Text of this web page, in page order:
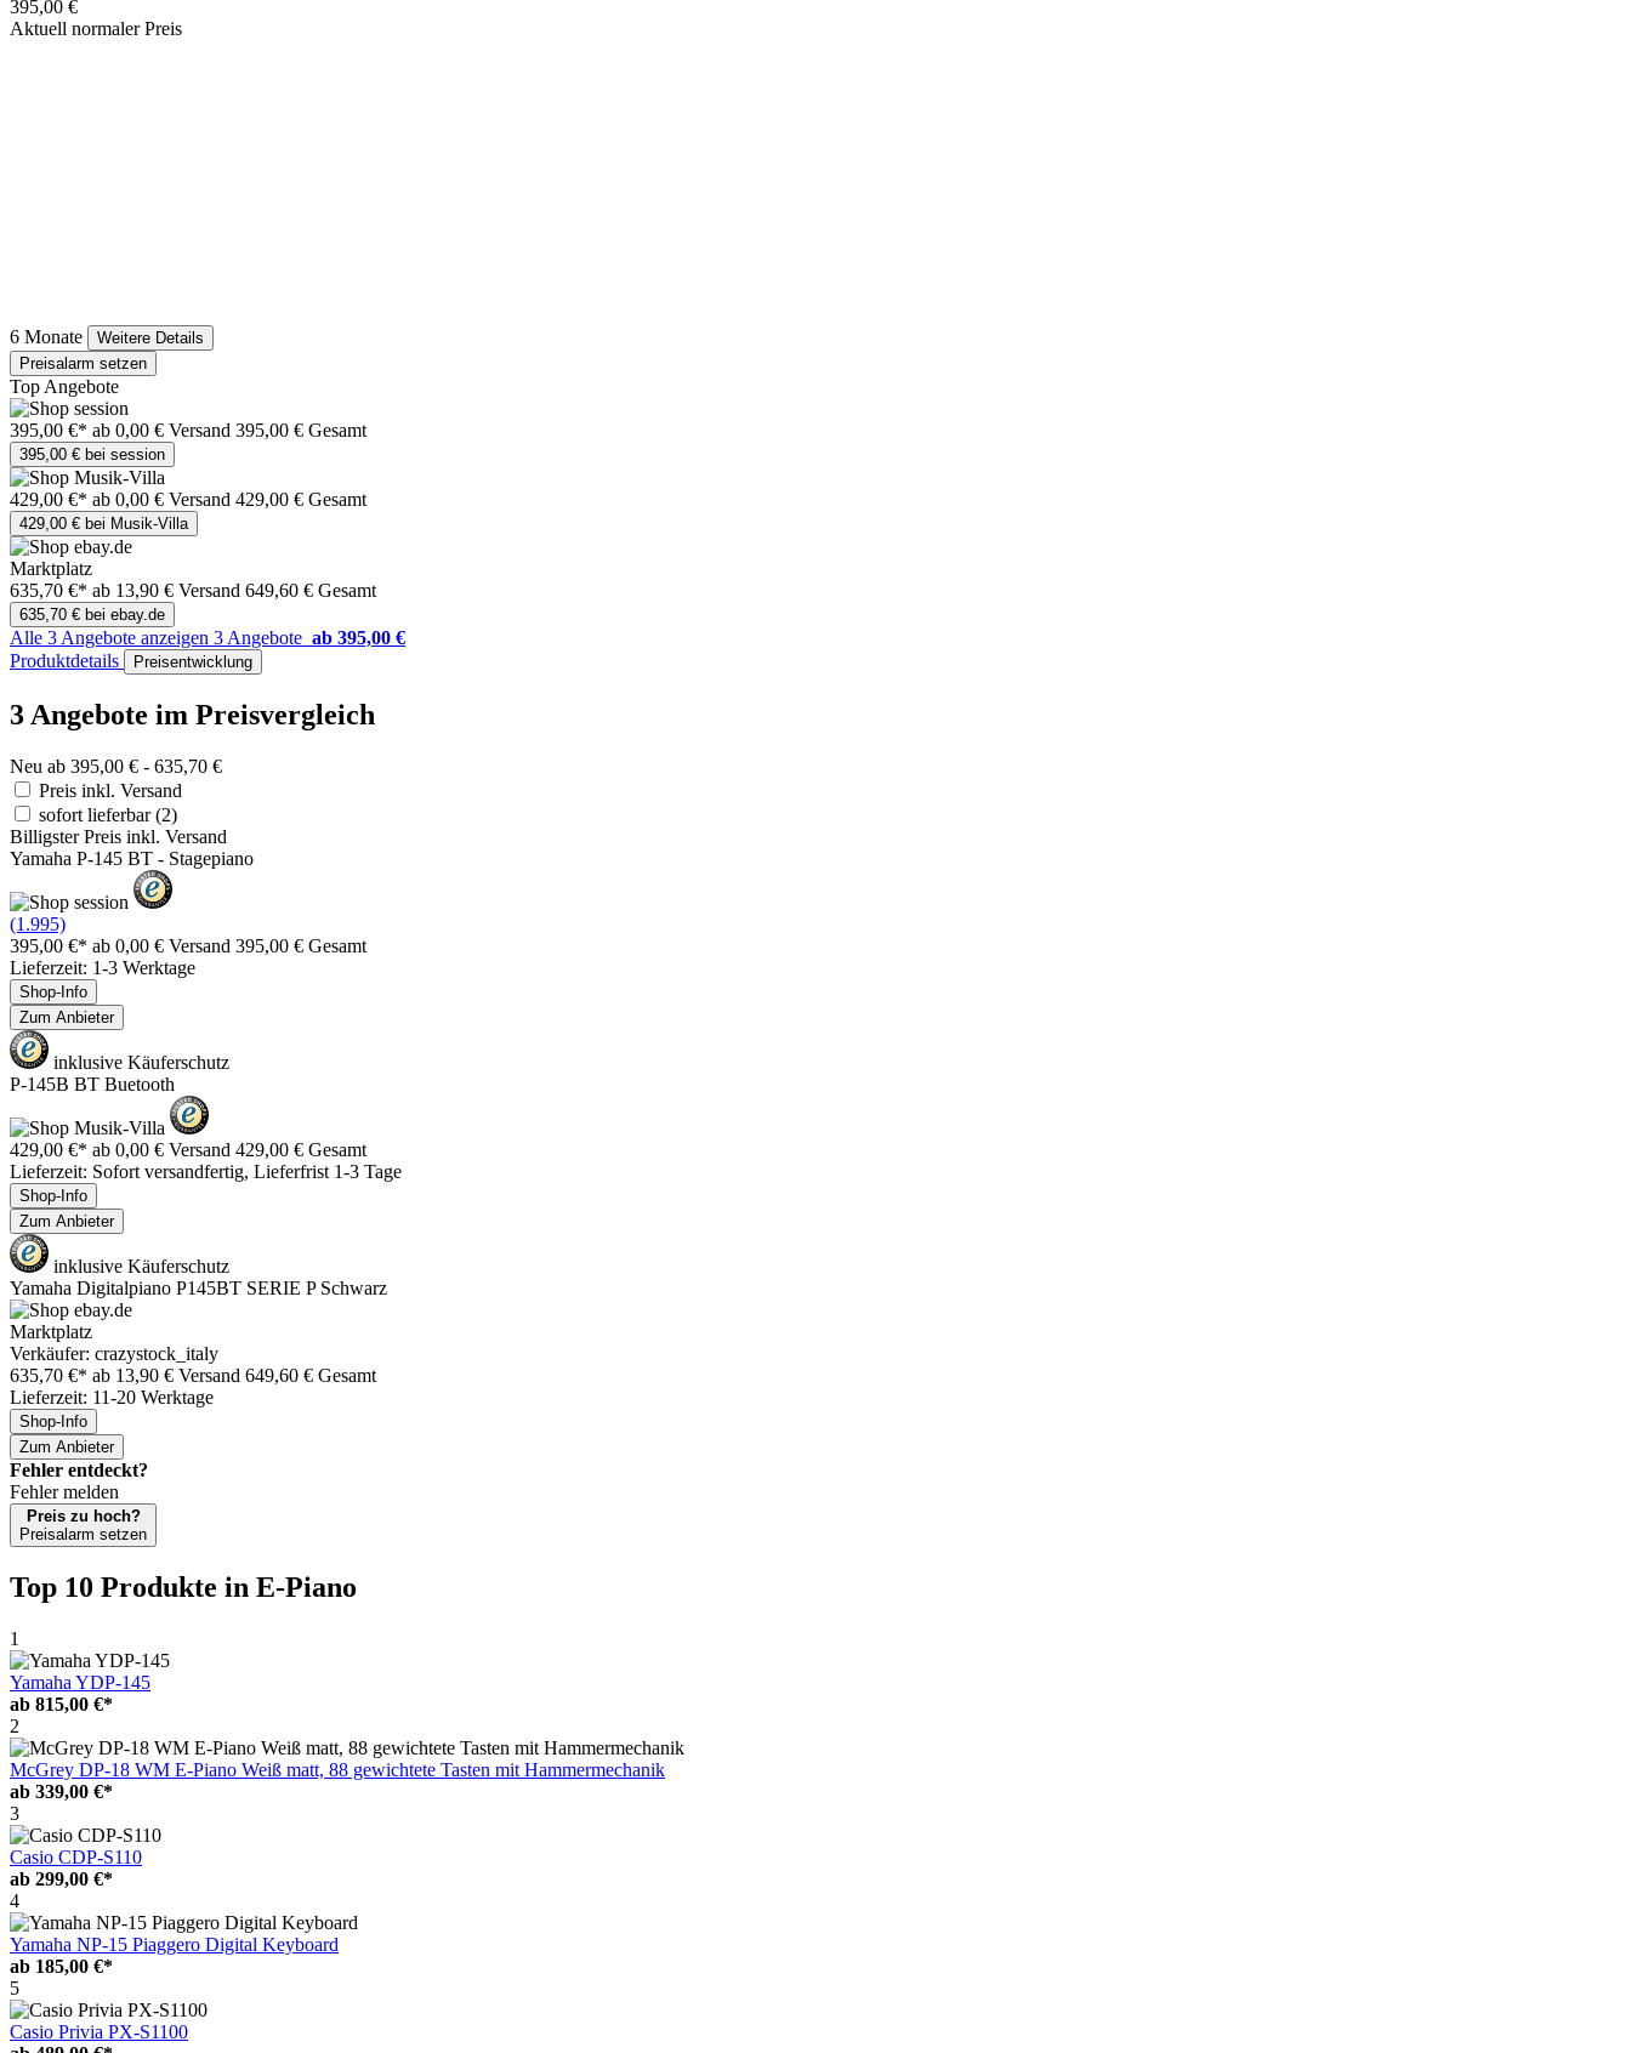
395,00 €
Aktuell normaler Preis
6 Monate
Weitere Details
Preisalarm setzen
Top Angebote
395,00 €* ab 0,00 € Versand 395,00 € Gesamt
395,00 € bei session
429,00 €* ab 0,00 € Versand 429,00 € Gesamt
429,00 € bei Musik-Villa
Marktplatz
635,70 €* ab 13,90 € Versand 649,60 € Gesamt
635,70 € bei ebay.de
Alle 3 Angebote anzeigen 3 Angebote ab 395,00 €
Produktdetails
Preisentwicklung
3 Angebote im Preisvergleich
Neu ab 395,00 € - 635,70 €
Preis inkl. Versand
sofort lieferbar(2)
Billigster Preis inkl. Versand
Yamaha P-145 BT - Stagepiano
(1.995)
395,00 €* ab 0,00 € Versand 395,00 € Gesamt
Lieferzeit: 1-3 Werktage
Shop-Info
Zum Anbieter
inklusive Käuferschutz
P-145B BT Buetooth
429,00 €* ab 0,00 € Versand 429,00 € Gesamt
Lieferzeit: Sofort versandfertig, Lieferfrist 1-3 Tage
Shop-Info
Zum Anbieter
inklusive Käuferschutz
Yamaha Digitalpiano P145BT SERIE P Schwarz
Marktplatz
Verkäufer: crazystock_italy
635,70 €* ab 13,90 € Versand 649,60 € Gesamt
Lieferzeit: 11-20 Werktage
Shop-Info
Zum Anbieter
Fehler entdeckt?
Fehler melden
Preis zu hoch?
Preisalarm setzen
Top 10 Produkte in E-Piano
1
Yamaha YDP-145
ab 815,00 €*
2
McGrey DP-18 WM E-Piano Weiß matt, 88 gewichtete Tasten mit Hammermechanik
ab 339,00 €*
3
Casio CDP-S110
ab 299,00 €*
4
Yamaha NP-15 Piaggero Digital Keyboard
ab 185,00 €*
5
Casio Privia PX-S1100